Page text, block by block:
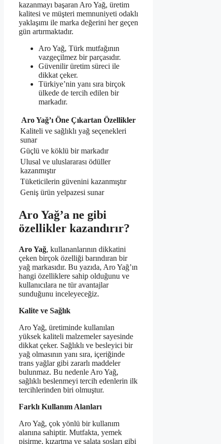
kazanmayı başaran Aro Yağ, üretim
kalitesi ve müşteri memnuniyeti odaklı
yaklaşımı ile marka değerini her geçen
gün artırmaktadır.
Aro Yağ, Türk mutfağının
vazgeçilmez bir parçasıdır.
Güvenilir üretim süreci ile
dikkat çeker.
Türkiye’nin yanı sıra birçok
ülkede de tercih edilen bir
markadır.
Aro Yağ’ı Öne Çıkartan Özellikler
Kaliteli ve sağlıklı yağ seçenekleri
sunar
Güçlü ve köklü bir markadır
Ulusal ve uluslararası ödüller
kazanmıştır
Tüketicilerin güvenini kazanmıştır
Geniş ürün yelpazesi sunar
Aro Yağ’a ne gibi
özellikler kazandırır?
Aro Yağ, kullananlarının dikkatini
çeken birçok özelliği barındıran bir
yağ markasıdır. Bu yazıda, Aro Yağ’ın
hangi özelliklere sahip olduğunu ve
kullanıcılara ne tür avantajlar
sunduğunu inceleyeceğiz.
Kalite ve Sağlık
Aro Yağ, üretiminde kullanılan
yüksek kaliteli malzemeler sayesinde
dikkat çeker. Sağlıklı ve besleyici bir
yağ olmasının yanı sıra, içeriğinde
trans yağlar gibi zararlı maddeler
bulunmaz. Bu nedenle Aro Yağ,
sağlıklı beslenmeyi tercih edenlerin ilk
tercihlerinden biri olmuştur.
Farklı Kullanım Alanları
Aro Yağ, çok yönlü bir kullanım
alanına sahiptir. Mutfakta, yemek
pişirme, kızartma ve salata sosları gibi